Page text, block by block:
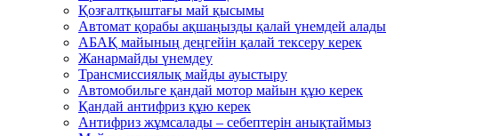
Қозғалтқыштағы май қысымы
Автомат қорабы ақшаңызды қалай үнемдей алады
АБАҚ майының деңгейін қалай тексеру керек
Жанармайды үнемдеу
Трансмиссиялық майды ауыстыру
Автомобильге қандай мотор майын құю керек
Қандай антифриз құю керек
Антифриз жұмсалады – себептерін анықтаймыз